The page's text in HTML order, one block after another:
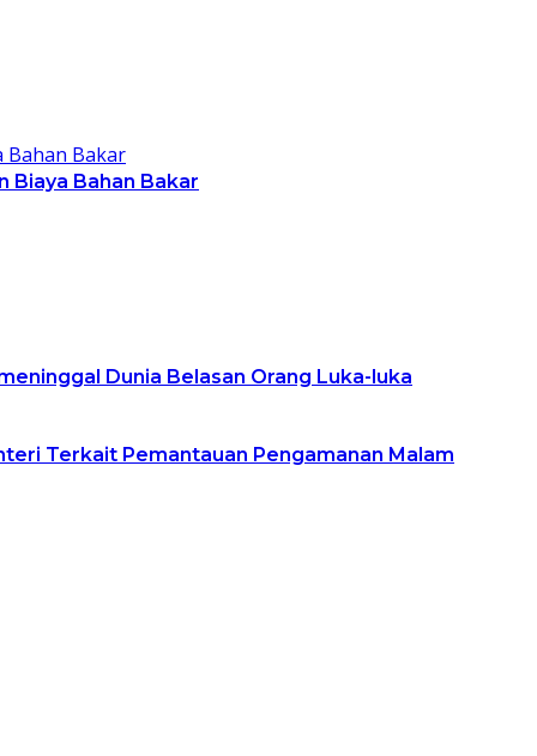
Biaya Bahan Bakar
Dunia Belasan Orang Luka-luka
Terkait Pemantauan Pengamanan Malam